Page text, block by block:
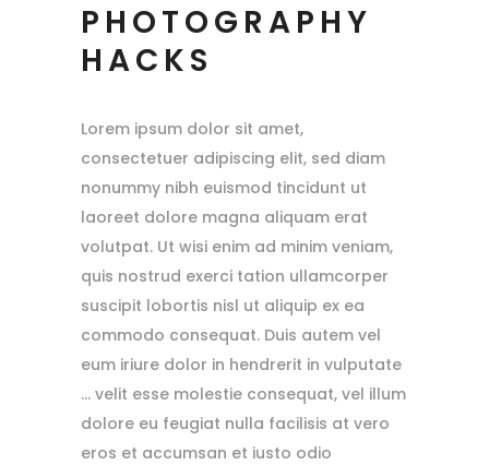
PHOTOGRAPHY
HACKS
Lorem ipsum dolor sit amet,
consectetuer adipiscing elit, sed diam
nonummy nibh euismod tincidunt ut
laoreet dolore magna aliquam erat
volutpat. Ut wisi enim ad minim veniam,
quis nostrud exerci tation ullamcorper
suscipit lobortis nisl ut aliquip ex ea
commodo consequat. Duis autem vel
eum iriure dolor in hendrerit in vulputate
… velit esse molestie consequat, vel illum
dolore eu feugiat nulla facilisis at vero
eros et accumsan et iusto odio